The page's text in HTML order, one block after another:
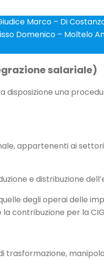
Marco – Di
Domenico – Moltelo
salariale)
una
appartenenti ai settori
e distribuzione
degli operai delle
la contribuzione per la